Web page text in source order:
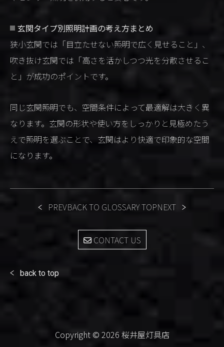
玄関タイプ別照明計画の考え方まとめ
狭小玄関では「目立たせない照明で広く見せること」、
吹き抜け玄関では「高さを活かしつつ光を分散させるこ
と」が成功のポイントです。
同じ玄関照明でも、空間条件によって最適解は大きく異
なります。玄関の形状や使い方をしっかりと見極めたう
えで照明を選ぶことで、玄関はより快適で印象的な空間
になります。
PREVBACK TO GLOSSARY TOPNEXT
CONTACT US
back to top
Copyright © 2026 桜井屋灯具店